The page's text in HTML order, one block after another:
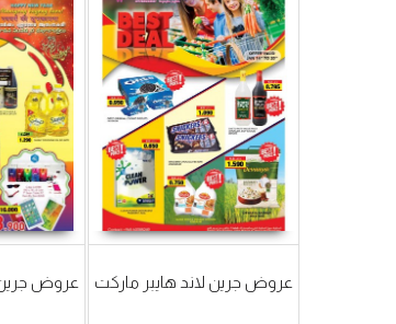
عروض جرين لاند هايبر ماركت عروض جرين